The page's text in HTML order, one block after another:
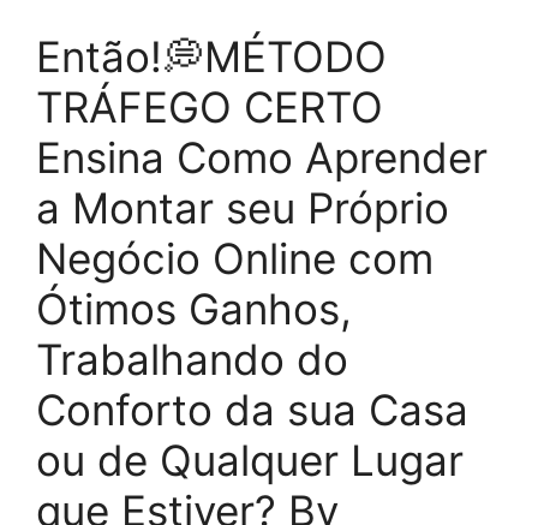
Então!💭MÉTODO
TRÁFEGO CERTO
Ensina Como Aprender
a Montar seu Próprio
Negócio Online com
Ótimos Ganhos,
Trabalhando do
Conforto da sua Casa
ou de Qualquer Lugar
que Estiver? By